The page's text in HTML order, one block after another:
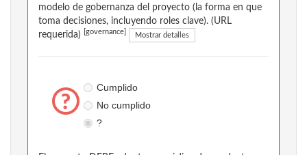
modelo de gobernanza del proyecto (la forma en que
toma decisiones, incluyendo roles clave). (URL
requerida)
[governance] Mostrar detalles
Cumplido
No cumplido
?